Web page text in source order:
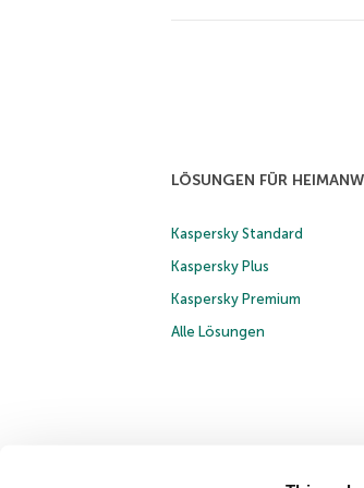
LÖSUNGEN FÜR
Kaspersky Standard
Kaspersky Plus
Kaspersky Premium
Alle Lösungen